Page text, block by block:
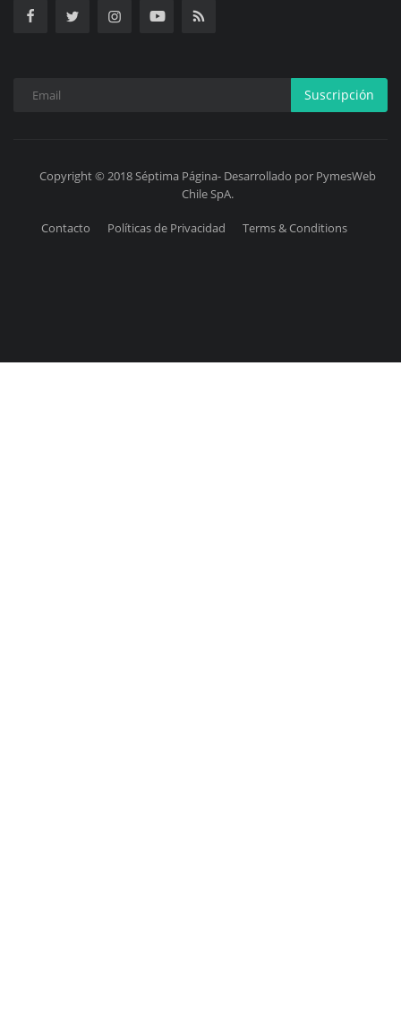
Suscripción
Copyright © 2018 Séptima Página- Desarrollado por PymesWeb
Chile SpA.
Contacto Políticas de Privacidad Terms & Conditions